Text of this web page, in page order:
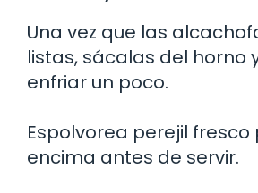
Una vez que las
listas, sácalas del horno
enfriar un poco.
Espolvorea perejil
encima antes de servir.